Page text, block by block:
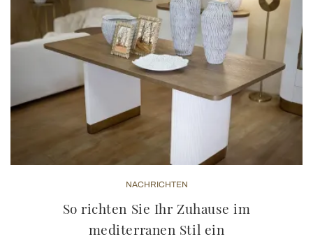
Utilizziamo i cookie per personalizzare contenuti ed
annunci, per fornire funzionalità dei social media e per
analizzare il nostro traffico. Condividiamo inoltre
informazioni sul modo in cui utilizza il nostro sito con i
nostri partner che si occupano di analisi dei dati web,
pubblicità e social media, i quali potrebbero combinarle
con altre informazioni che ha fornito loro o che hanno
raccolto dal suo utilizzo dei loro servizi.
NACHRICHTEN
So richten Sie Ihr Zuhause im
mediterranen Stil ein